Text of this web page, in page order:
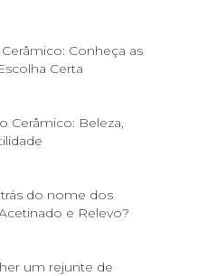
Conheça as
Certa
Cerâmico: Beleza,
do nome dos
e Relevo?
um rejunte de